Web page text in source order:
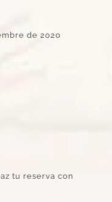
de 2020
tu reserva con